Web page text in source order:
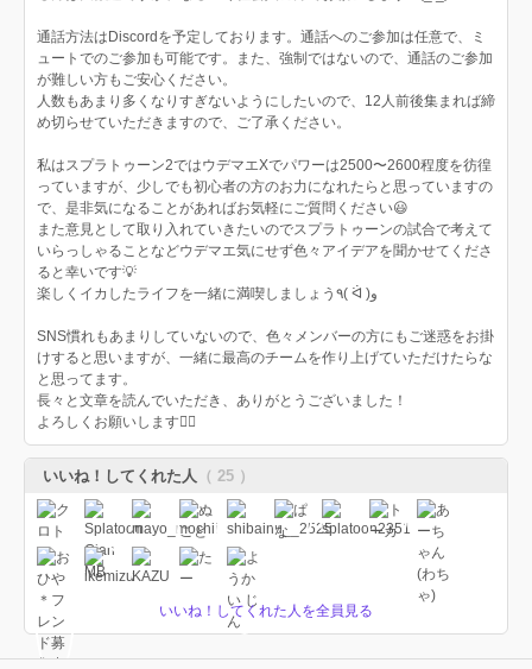
通話方法はDiscordを予定しております。通話へのご参加は任意で、ミ
ュートでのご参加も可能です。また、強制ではないので、通話のご参加
が難しい方もご安心ください。
人数もあまり多くなりすぎないようにしたいので、12人前後集まれば締
め切らせていただきますので、ご了承ください。
私はスプラトゥーン2ではウデマエXでパワーは2500〜2600程度を彷徨
っていますが、少しでも初心者の方のお力になれたらと思っていますの
で、是非気になることがあればお気軽にご質問ください😃
また意見として取り入れていきたいのでスプラトゥーンの試合で考えて
いらっしゃることなどウデマエ気にせず色々アイデアを聞かせてくださ
ると幸いです💡
楽しくイカしたライフを一緒に満喫しましょう٩( ᐛ )و
SNS慣れもあまりしていないので、色々メンバーの方にもご迷惑をお掛
けすると思いますが、一緒に最高のチームを作り上げていただけたらな
と思ってます。
長々と文章を読んでいただき、ありがとうございました！
よろしくお願いします🙇‍♂️
いいね！してくれた人 （ 25 ）
いいね！してくれた人を全員見る